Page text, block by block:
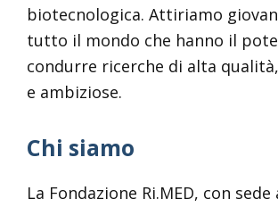
biotecnologica. Attiriamo
tutto il mondo che hanno il
condurre ricerche di alta
e ambiziose.
Chi siamo
La Fondazione Ri.MED, con